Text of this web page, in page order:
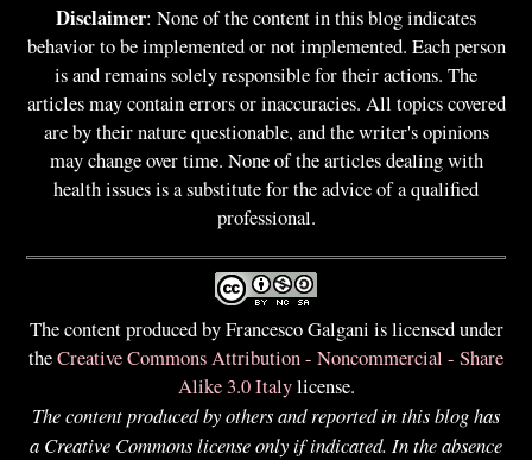
Disclaimer: None of the content in this blog indicates
behavior to be implemented or not implemented. Each person
is and remains solely responsible for their actions. The
articles may contain errors or inaccuracies. All topics covered
are by their nature questionable, and the writer's opinions
may change over time. None of the articles dealing with
health issues is a substitute for the advice of a qualified
professional.
The content produced by Francesco Galgani is licensed under
theCreative Commons Attribution - Noncommercial - Share
Alike 3.0 Italylicense.
The content produced by others and reported in this blog has
a Creative Commons license only if indicated. In the absence